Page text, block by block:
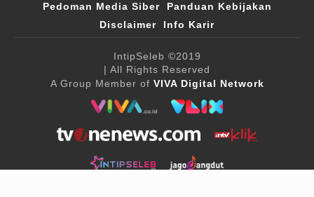
Pedoman Media Siber
Panduan Kebijakan
Disclaimer
Info Karir
IntipSeleb ©2019
| All Rights Reserved
A Group Member of VIVA Digital Network